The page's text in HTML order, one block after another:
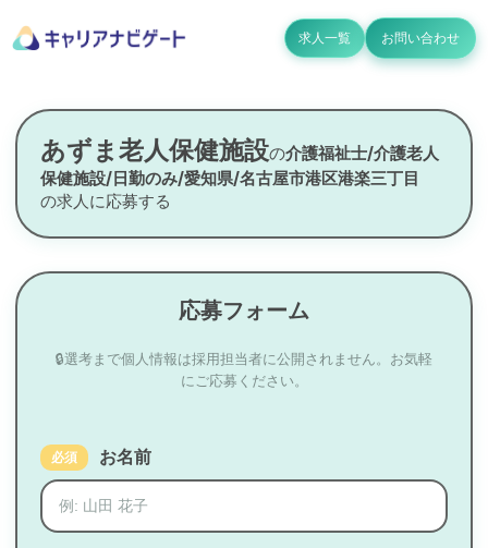
求人一覧 お問い合わせ
あずま老人保健施設の介護福祉士/介護老人
保健施設/日勤のみ/愛知県/名古屋市港区港楽三丁目
の求人に応募する
応募フォーム
🔒選考まで個人情報は採用担当者に公開されません。お気軽
にご応募ください。
必須 お名前